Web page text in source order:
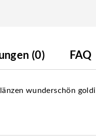
(0) FAQ
wunderschön